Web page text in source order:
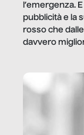
l’emergenza.
pubblicità e la
rosso che
davvero